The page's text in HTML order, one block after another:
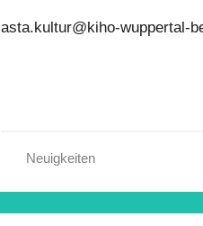
asta.kultur@kiho-wuppertal-
Neuigkeiten